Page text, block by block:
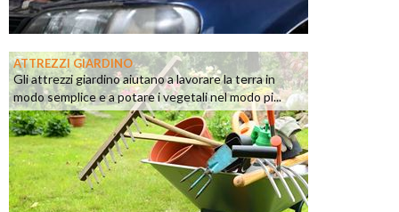
ATTREZZI GIARDINO
Gli attrezzi giardino aiutano a lavorare la terra in
modo semplice e a potare i vegetali nel modo pi...